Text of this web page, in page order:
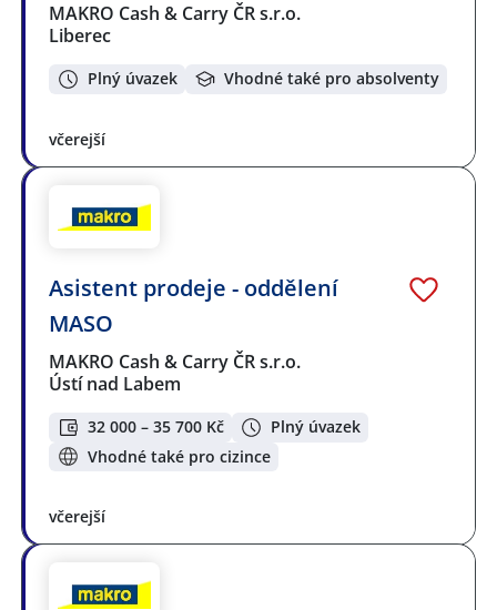
MAKRO Cash & Carry ČR s.r.o.
Liberec
Plný úvazek Vhodné také pro absolventy
včerejší
Asistent prodeje - oddělení
MASO
MAKRO Cash & Carry ČR s.r.o.
Ústí nad Labem
32 000 – 35 700 Kč
Plný úvazek
Vhodné také pro cizince
včerejší